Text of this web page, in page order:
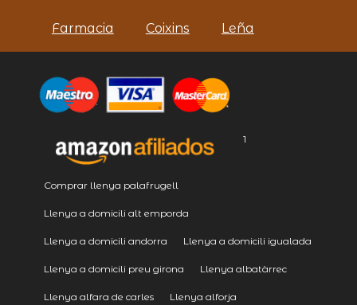
Farmacia Coixins Leña
1
Comprar llenya palafrugell
Llenya a domicili alt emporda
Llenya a domicili andorra Llenya a domicili igualada
Llenya a domicili preu girona Llenya albatàrrec
Llenya alfara de carles Llenya alforja